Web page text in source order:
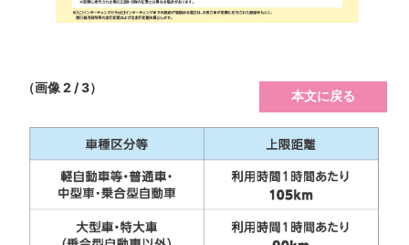
（画像 2 / 3）
本文に戻る